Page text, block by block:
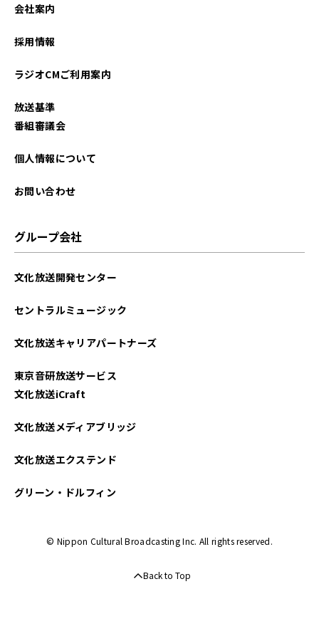
会社案内
採用情報
ラジオCMご利用案内
放送基準
番組審議会
個人情報について
お問い合わせ
グループ会社
文化放送開発センター
セントラルミュージック
文化放送キャリアパートナーズ
東京音研放送サービス
文化放送iCraft
文化放送メディアブリッジ
文化放送エクステンド
グリーン・ドルフィン
© Nippon Cultural Broadcasting Inc. All rights reserved.
Back to Top